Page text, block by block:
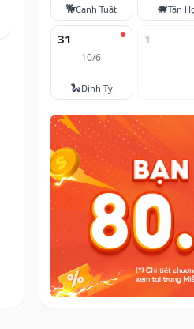
🐕Canh Tuất 🐖Tân
31
10/6
🐍Đinh Tỵ
1